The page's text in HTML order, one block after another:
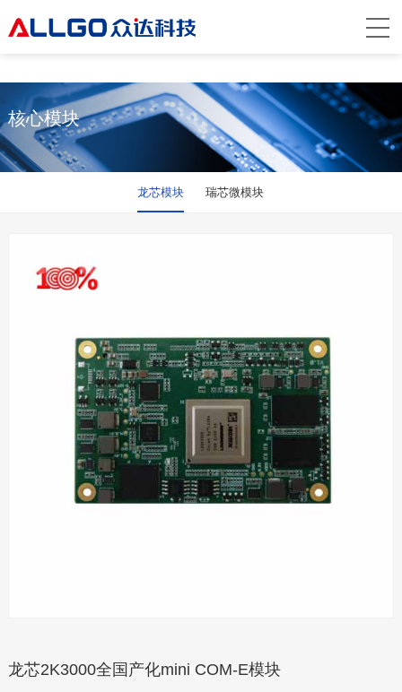
九州官方网站入口
核心模块
龙芯模块 瑞芯微模块
龙芯2K3000全国产化mini COM-E模块